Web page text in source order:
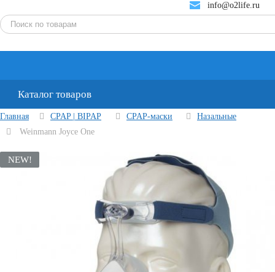
info@o2life.ru
Каталог товаров
Главная CPAP | BIPAP CPAP-маски
Назальные
Weinmann Joyce One
NEW!